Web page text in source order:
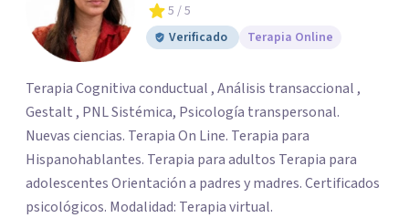
5 / 5
Verificado
Terapia Online
Terapia Cognitiva conductual , Análisis transaccional ,
Gestalt , PNL Sistémica, Psicología transpersonal.
Nuevas ciencias. Terapia On Line. Terapia para
Hispanohablantes. Terapia para adultos Terapia para
adolescentes Orientación a padres y madres. Certificados
psicológicos. Modalidad: Terapia virtual.